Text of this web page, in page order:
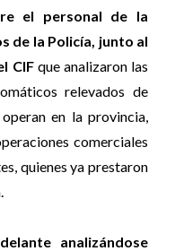
el personal de la
de la Policía, junto al
CIFque analizaron las
relevados de
en la provincia,
comerciales
quienes ya prestaron
analizándose